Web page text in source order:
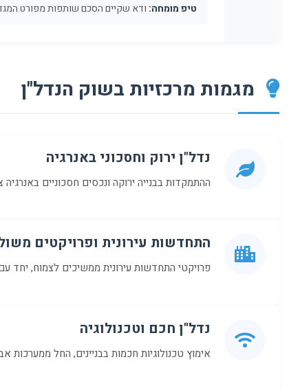
טיפ מומחה: ודא שקיים הסכם שותפות מפורט
מגמות מרכזיות בשוק הנדל"ן
נדל"ן ירוק וחסכוני באנרגיה
ההתמקדות בבנייה ירוקה ונכסים חסכוניים
התחדשות עירונית ופרויקטים
פרויקטי התחדשות עירונית ממשיכים לצמוח,
נדל"ן חכם וטכנולוגיה
אימוץ טכנולוגיות חכמות בבניינים, החל ממערכות